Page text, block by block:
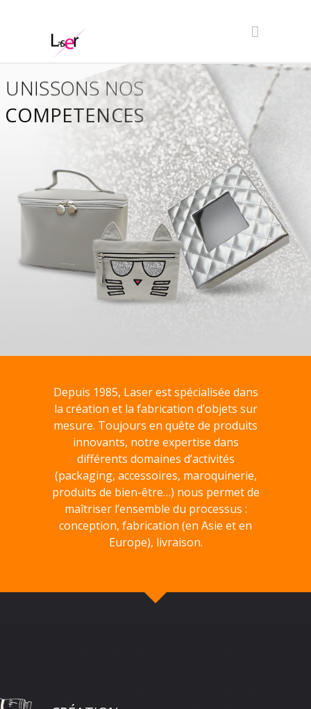
COMPETENCES
UNISSONS NOS
Depuis 1985, Laser est spécialisée dans
la création et la fabrication d’objets sur
mesure. Toujours en quête de produits
innovants, notre expertise dans
différents domaines d’activités
(packaging, accessoires, maroquinerie,
produits de bien-être…) nous permet de
maîtriser l’ensemble du processus :
conception, fabrication (en Asie et en
Europe), livraison.